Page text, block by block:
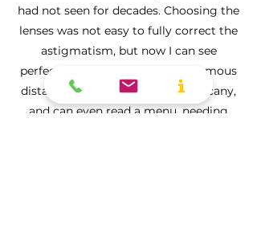
had not seen for decades. Choosing the
lenses was not easy to fully correct the
astigmatism, but now I can see
perfectly without glasses at enormous
distances across our valley in Tuscany,
and can even read a menu, needing